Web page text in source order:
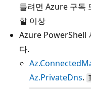
들려면 Azure 구독
할 이상
Azure PowerShell
다.
Az.PrivateDns.